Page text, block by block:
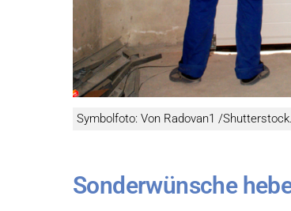
Sym­bol­fo­to: Von Ra­do­van1 /
Son­der­wün­sche